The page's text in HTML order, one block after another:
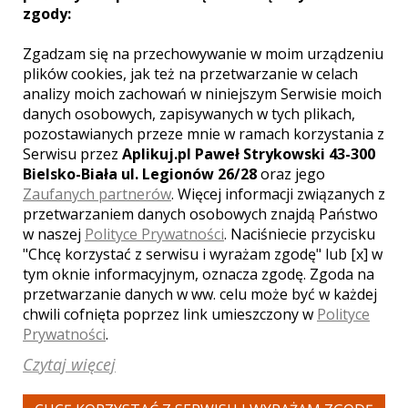
WYŚWIETLEŃ:1228
KOMENTARZY:0
WYŚWIETLEŃ:1206
KOMENTARZY:0
zgody:
Zgadzam się na przechowywanie w moim urządzeniu
plików cookies, jak też na przetwarzanie w celach
analizy moich zachowań w niniejszym Serwisie moich
danych osobowych, zapisywanych w tych plikach,
pozostawianych przeze mnie w ramach korzystania z
Serwisu przez Aplikuj.pl Paweł Strykowski 43-300
Bielsko-Biała ul. Legionów 26/28oraz jego
Zaufanych partnerów. Więcej informacji związanych z
przetwarzaniem danych osobowych znajdą Państwo
w naszej Polityce Prywatności. Naciśniecie przycisku
"Chcę korzystać z serwisu i wyrażam zgodę" lub [x] w
tym oknie informacyjnym, oznacza zgodę. Zgoda na
przetwarzanie danych w ww. celu może być w każdej
chwili cofnięta poprzez link umieszczony w Polityce
Prywatności.
Czytaj więcej